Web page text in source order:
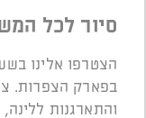
סיור לכל
הצטרפו אלינו
בפארק הצפרות.
והתארגנות